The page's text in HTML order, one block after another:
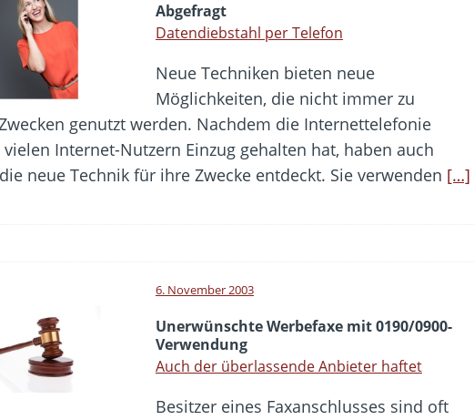
Abgefragt
Datendiebstahl per Telefon
Neue Techniken bieten neue
Möglichkeiten, die nicht immer zu
genutzt werden. Nachdem die Internettelefonie
vielen Internet-Nutzern Einzug gehalten hat, haben auch
neue Technik für ihre Zwecke entdeckt. Sie verwenden […]
6. November 2003
Unerwünschte Werbefaxe mit 0190/0900-
Verwendung
Auch der überlassende Anbieter haftet
Besitzer eines Faxanschlusses sind oft